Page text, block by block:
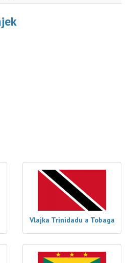
Vlajka Trinidadu a Tobaga